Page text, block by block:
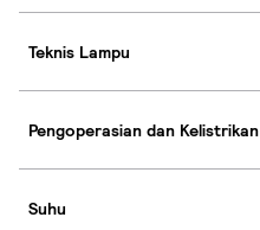
Teknis Lampu
Pengoperasian dan Kelistrikan
Suhu